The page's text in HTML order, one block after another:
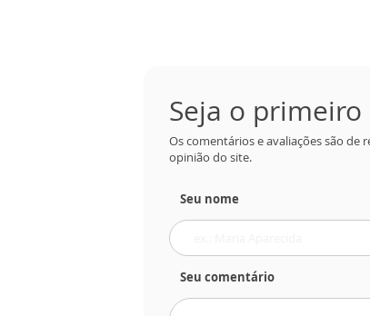
Seja o
Os comentários e avaliações são de
opinião do site.
Seu nome
Seu comentário